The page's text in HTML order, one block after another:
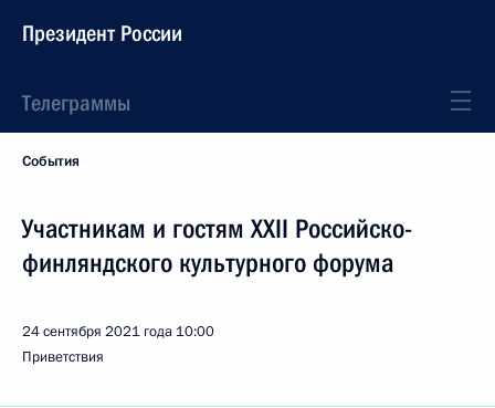
Президент России
Телеграммы
События
Участникам и гостям XXII Российско-
финляндского культурного форума
24 сентября 2021 года 10:00
Приветствия